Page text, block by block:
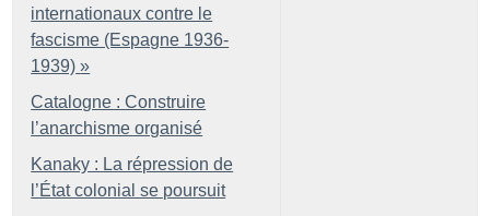
internationaux contre le
fascisme (Espagne 1936-
1939) »
Catalogne : Construire
l’anarchisme organisé
Kanaky : La répression de
l’État colonial se poursuit